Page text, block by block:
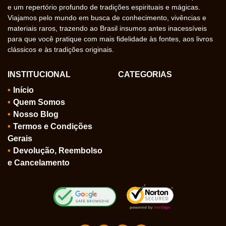
e um repertório profundo de tradições espirituais e mágicas.
Viajamos pelo mundo em busca de conhecimento, vivências e
materiais raros, trazendo ao Brasil insumos antes inacessíveis
para que você pratique com mais fidelidade às fontes, aos livros
clássicos e às tradições originais.
INSTITUCIONAL
Início
Quem Somos
Nosso Blog
Termos e Condições
Gerais
Devolução, Reembolso
e Cancelamento
CATEGORIAS